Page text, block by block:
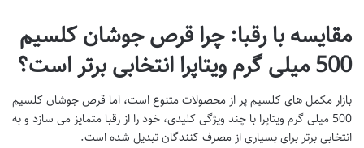
مقایسه با رقبا: چرا قرص جوشان کلسیم
500 میلی گرم ویتاپرا انتخابی برتر است؟
بازار مکمل های کلسیم پر از محصولات متنوع است، اما قرص جوشان کلسیم
500 میلی گرم ویتاپرا با چند ویژگی کلیدی، خود را از رقبا متمایز می سازد و به
انتخابی برتر برای بسیاری از مصرف کنندگان تبدیل شده است.